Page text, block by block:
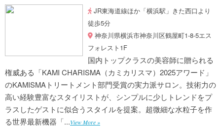
JR東海道線ほか「横浜駅」きた西口より
徒歩5分
神奈川県横浜市神奈川区鶴屋町1-8-5エス
フォレスト1F
国内トップクラスの美容師に贈られる
権威ある「KAMI CHARISMA（カミカリスマ）2025アワード」
のKAMISMAトリートメント部門受賞の実力派サロン。技術力の
高い経験豊富なスタイリストが、シンプルに少しトレンドをプ
ラスしたゲストに似合うスタイルを提案。超微細な水粒子を作
る世界最新機器「...View More »